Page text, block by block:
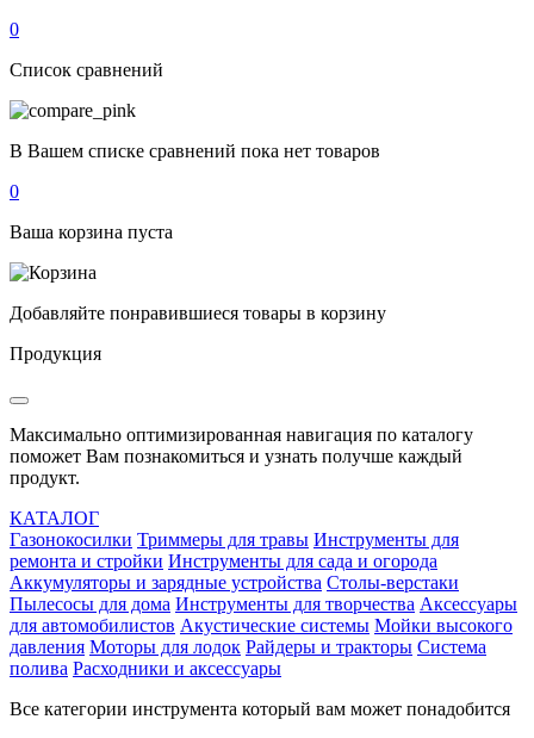
0
Список сравнений
В Вашем списке сравнений пока нет товаров
0
Ваша корзина пуста
Добавляйте понравившиеся товары в корзину
Продукция
Максимально оптимизированная навигация по каталогу
поможет Вам познакомиться и узнать получше каждый
продукт.
КАТАЛОГ
Газонокосилки Триммеры для травы Инструменты для
ремонта и стройки Инструменты для сада и огорода
Аккумуляторы и зарядные устройства Столы-верстаки
Пылесосы для дома Инструменты для творчества Аксессуары
для автомобилистов Акустические системы Мойки высокого
давления Моторы для лодок Райдеры и тракторы Система
полива Расходники и аксессуары
Все категории инструмента который вам может понадобится